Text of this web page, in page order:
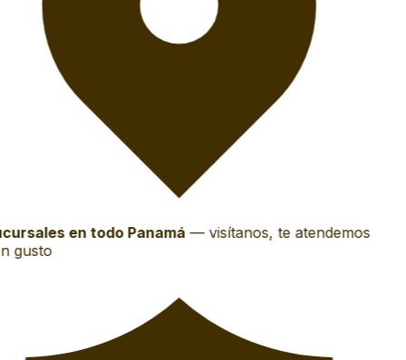
en todo Panamá—visítanos, te atendemos
gusto